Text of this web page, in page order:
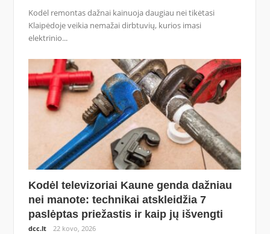
Kodėl remontas dažnai kainuoja daugiau nei tikėtasi
Klaipėdoje veikia nemažai dirbtuvių, kurios imasi
elektrinio...
Kodėl televizoriai Kaune genda dažniau
nei manote: technikai atskleidžia 7
paslėptas priežastis ir kaip jų išvengti
dcc.lt 22 kovo, 2026